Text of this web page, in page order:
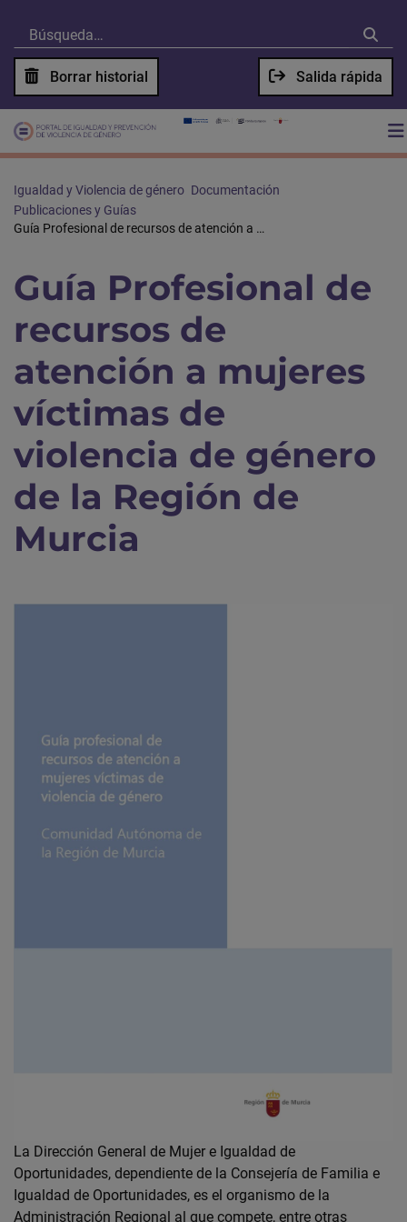
Borrar historial Salida rápida
Igualdad y Violencia de género Documentación
Publicaciones y Guías
Guía Profesional de recursos de atención a mujeres víctimas de violencia de género de la Región de Murcia
Guía Profesional de
recursos de
atención a mujeres
víctimas de
violencia de género
de la Región de
Murcia
La Dirección General de Mujer e Igualdad de
Oportunidades, dependiente de la Consejería de Familia e
Igualdad de Oportunidades, es el organismo de la
Administración Regional al que compete, entre otras